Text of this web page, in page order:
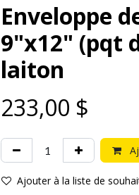
Enveloppe
9"x12" (pqt
laiton
233,00 $
Ajouter à la liste de